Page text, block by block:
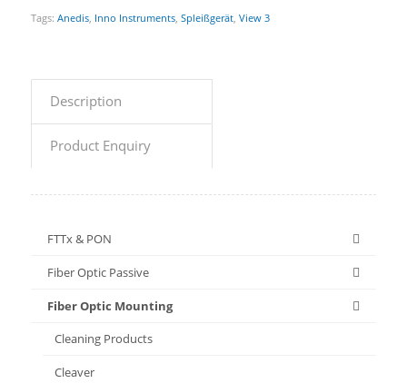
Tags: Anedis, Inno Instruments, Spleißgerät, View 3
Description
Product Enquiry
FTTx & PON
Fiber Optic Passive
Fiber Optic Mounting
Cleaning Products
Cleaver